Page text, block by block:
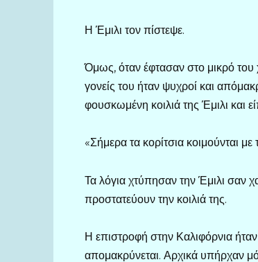
Η Έμιλι τον πίστεψε.
Όμως, όταν έφτασαν στο μικρό του
γονείς του ήταν ψυχροί και
φουσκωμένη κοιλιά της Έμιλι και
«Σήμερα τα κορίτσια κοιμούνται
Τα λόγια χτύπησαν την Έμιλι σαν
προστατεύουν την κοιλιά της.
Η επιστροφή στην Καλιφόρνια
απομακρύνεται. Αρχικά υπήρχαν